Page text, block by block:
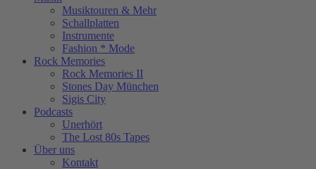
Musiktouren & Mehr
Schallplatten
Instrumente
Fashion * Mode
Rock Memories
Rock Memories II
Stones Day München
Sigis City
Podcasts
Unerhört
The Lost 80s Tapes
Über uns
Kontakt